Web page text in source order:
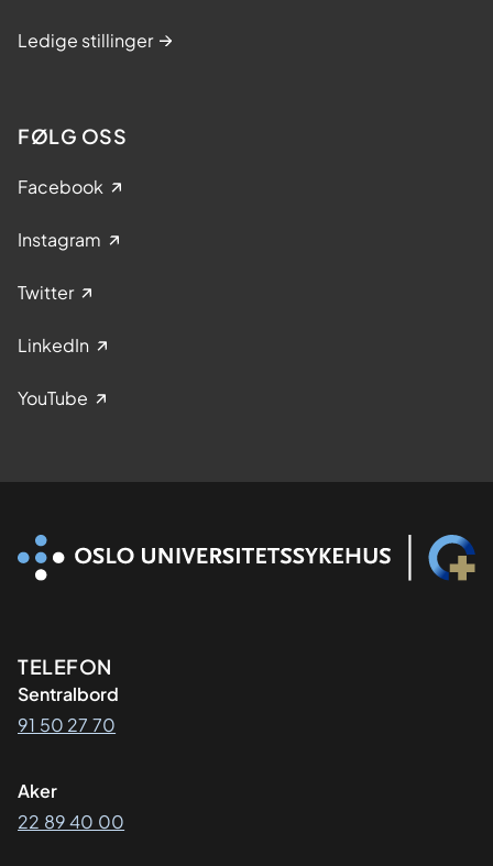
Ledige stillinger
FØLG OSS
Facebook
Instagram
Twitter
LinkedIn
YouTube
Kontaktinformasjon
TELEFON
Sentralbord
91 50 27 70
Aker
22 89 40 00